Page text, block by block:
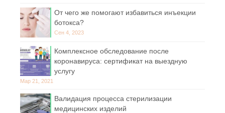
От чего же помогают избавиться инъекции
ботокса?
Сен 4, 2023
Комплексное обследование после
коронавируса: сертификат на выездную
услугу
Мар 21, 2021
Валидация процесса стерилизации
медицинских изделий